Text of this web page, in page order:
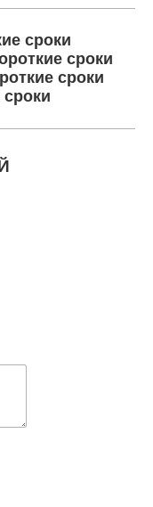
сроки
сроки
сроки